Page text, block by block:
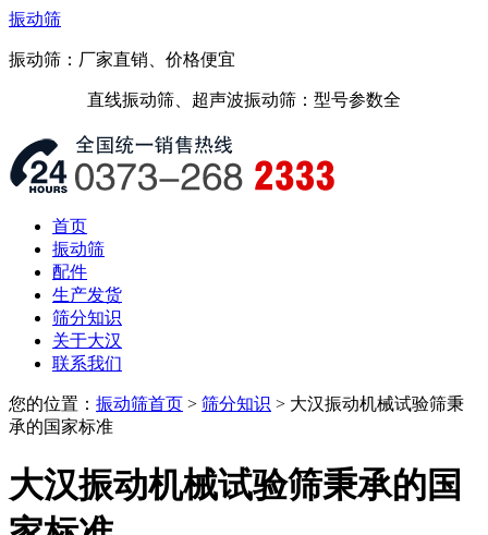
振动筛
振动筛：厂家直销、价格便宜
直线振动筛、超声波振动筛：型号参数全
首页
振动筛
配件
生产发货
筛分知识
关于大汉
联系我们
您的位置： 振动筛首页 > 筛分知识 > 大汉振动机械试验筛秉
承的国家标准
大汉振动机械试验筛秉承的国